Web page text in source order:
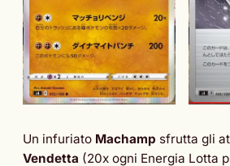
Un infuriato Machamp sfrutta gli
Vendetta (20x ogni Energia Lotta